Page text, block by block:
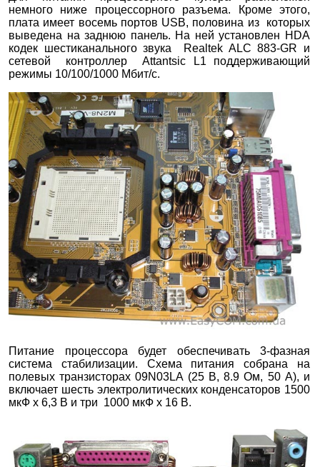
немного ниже процессорного разъема. Кроме этого,
плата имеет восемь портов USB, половина из которых
выведена на заднюю панель. На ней установлен HDA
кодек шестиканального звука Realtek ALC 883-GR и
сетевой контроллер Attantsic L1 поддерживающий
режимы 10/100/1000 Мбит/с.
Питание процессора будет обеспечивать 3-фазная
система стабилизации. Схема питания собрана на
полевых транзисторах 09N03LA (25 В, 8.9 Ом, 50 А), и
включает шесть электролитических конденсаторов 1500
мкФ х 6,3 В и три 1000 мкФ х 16 В.